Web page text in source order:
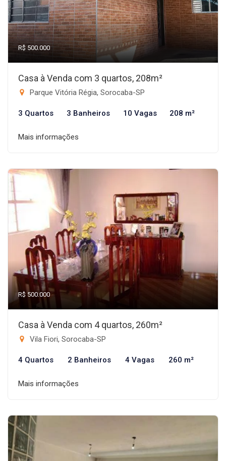
R$ 500.000
Casa à Venda com 3 quartos, 208m²
Parque Vitória Régia, Sorocaba-SP
3 Quartos 3 Banheiros 10 Vagas 208 m²
Mais informações
R$ 500.000
Casa à Venda com 4 quartos, 260m²
Vila Fiori, Sorocaba-SP
4 Quartos 2 Banheiros 4 Vagas 260 m²
Mais informações